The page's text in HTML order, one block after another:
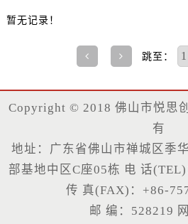
暂无记录！
跳至：
Copyright © 2018 佛山市悦思
有
地址：广东省佛山市禅城区季
部基地中区C座05栋 电 话
传 真(FAX)：+86-
邮 编：528219